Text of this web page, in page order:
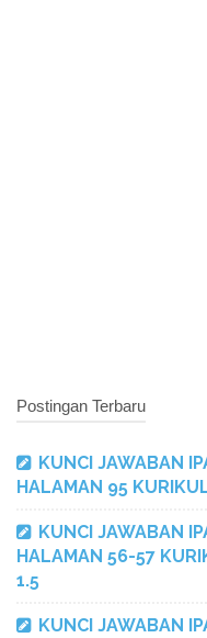
Postingan Terbaru
KUNCI JAWABAN
HALAMAN 95
KUNCI JAWABAN
HALAMAN 56-57
1.5
KUNCI JAWABAN